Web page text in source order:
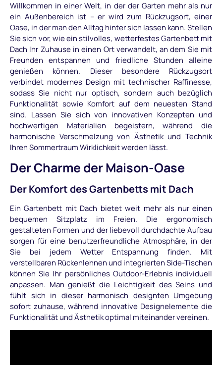
Willkommen in einer Welt, in der der Garten mehr als nur
ein Außenbereich ist – er wird zum Rückzugsort, einer
Oase, in der man den Alltag hinter sich lassen kann. Stellen
Sie sich vor, wie ein stilvolles, wetterfestes Gartenbett mit
Dach Ihr Zuhause in einen Ort verwandelt, an dem Sie mit
Freunden entspannen und friedliche Stunden alleine
genießen können. Dieser besondere Rückzugsort
verbindet modernes Design mit technischer Raffinesse,
sodass Sie nicht nur optisch, sondern auch bezüglich
Funktionalität sowie Komfort auf dem neuesten Stand
sind. Lassen Sie sich von innovativen Konzepten und
hochwertigen Materialien begeistern, während die
harmonische Verschmelzung von Ästhetik und Technik
Ihren Sommertraum Wirklichkeit werden lässt.
Der Charme der Maison-Oase
Der Komfort des Gartenbetts mit Dach
Ein Gartenbett mit Dach bietet weit mehr als nur einen
bequemen Sitzplatz im Freien. Die ergonomisch
gestalteten Formen und der liebevoll durchdachte Aufbau
sorgen für eine benutzerfreundliche Atmosphäre, in der
Sie bei jedem Wetter Entspannung finden. Mit
verstellbaren Rückenlehnen und integrierten Side-Tischen
können Sie Ihr persönliches Outdoor-Erlebnis individuell
anpassen. Man genießt die Leichtigkeit des Seins und
fühlt sich in dieser harmonisch designten Umgebung
sofort zuhause, während innovative Designelemente die
Funktionalität und Ästhetik optimal miteinander vereinen.